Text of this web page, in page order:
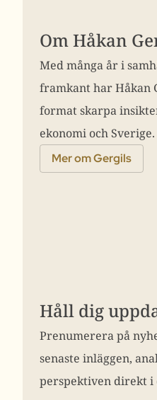
Om Håkan
Med många år i
framkant har Håkan
format skarpa
ekonomi och Sverige.
Mer om Gergils
Håll dig
Prenumerera på
senaste inläggen,
perspektiven direkt i